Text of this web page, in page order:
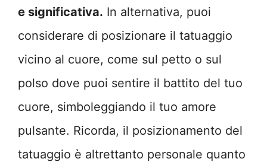
e significativa. In alternativa, puoi
considerare di posizionare il tatuaggio
vicino al cuore, come sul petto o sul
polso dove puoi sentire il battito del tuo
cuore, simboleggiando il tuo amore
pulsante. Ricorda, il posizionamento del
tatuaggio è altrettanto personale quanto